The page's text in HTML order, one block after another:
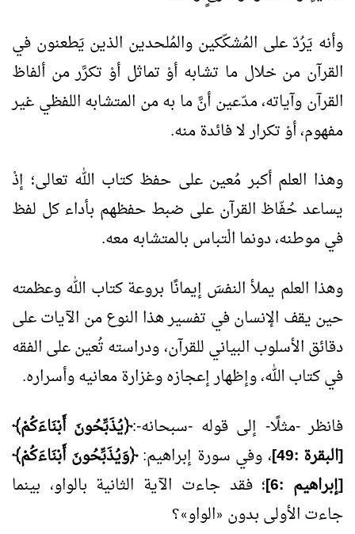
وأنه يَرُدّ على المُشكّكين والمُلحدين الذين يَطعنون في
القرآن من خلال ما تشابه أوْ تماثل أوْ تكرَّر من ألفاظ
القرآن وآياته، مدّعين أنَّ ما به من المتشابه اللفظي غير
مفهوم، أوْ تكرار لا فائدة منه.
وهذا العلم أكبر مُعين على حفظ كتاب الله تعالى؛ إذْ
يساعد حُفّاظ القرآن على ضبط حفظهم بأداء كل لفظ
في موطنه، دونما الْتباس بالمتشابه معه.
وهذا العلم يملأ النفسَ إيمانًا بروعة كتاب الله وعظمته
حين يقف الإنسان في تفسير هذا النوع من الآيات على
دقائق الأسلوب البياني للقرآن، ودراسته تُعين على الفقه
في كتاب الله، وإظهار إعجازه وغزارة معانيه وأسراره.
فانظر -مثلًا- إلى قوله -سبحانه-:﴿يُذَبِّحُونَ أَبْنَاءَكُمْ﴾
[البقرة :49]
، وفي سورة إبراهيم:﴿وَيُذَبِّحُونَ أَبْنَاءَكُمْ﴾
[إبراهيم :6] ؛ فقد جاءت الآية الثانية بالواو، بينما
جاءت الأولى بدون «الواو»؟